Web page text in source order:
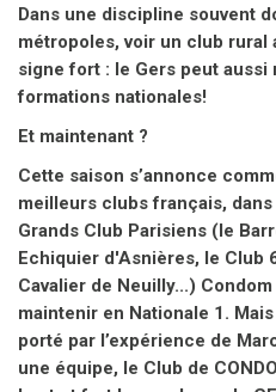
Et maintenant ?
Cette saison s’annonce
meilleurs clubs français, dans
Echiquier d'Asnières, le Club
Cavalier de Neuilly...)
maintenir en Nationale 1.
porté par l’expérience de
une équipe, le Club de
haut et fort les couleurs du
RDV devant l'échiquier!
Vous souhaitez soutenir le